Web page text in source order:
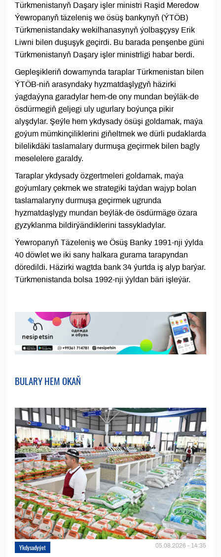
Türkmenistanyň Daşary işler ministri Raşid Meredow
Ýewropanyň täzeleniş we ösüş bankynyň (ÝTÖB)
Türkmenistandaky wekilhanasynyň ýolbaşçysy Erik
Liwni bilen duşuşyk geçirdi. Bu barada penşenbe güni
Türkmenistanyň Daşary işler ministrligi habar berdi.
Gepleşikleriň dowamynda taraplar Türkmenistan bilen
ÝTÖB-niň arasyndaky hyzmatdaşlygyň häzirki
ýagdaýyna garadylar hem-de ony mundan beýläk-de
ösdürmegiň geljegi uly ugurlary boýunça pikir
alyşdylar. Şeýle hem ykdysady ösüşi goldamak, maýa
goýum mümkinçiliklerini giňeltmek we dürli pudaklarda
bilelikdäki taslamalary durmuşa geçirmek bilen bagly
meselelere garaldy.
Taraplar ykdysady özgertmeleri goldamak, maýa
goýumlary çekmek we strategiki taýdan wajyp bolan
taslamalaryny durmuşa geçirmek ugrunda
hyzmatdaşlygy mundan beýläk-de ösdürmäge özara
gyzyklanma bildirýändiklerini tassykladylar.
Ýewropanyň Täzeleniş we Ösüş Banky 1991-nji ýylda
40 döwlet we iki sany halkara gurama tarapyndan
döredildi. Häzirki wagtda bank 34 ýurtda iş alyp barýar.
Türkmenistanda bolsa 1992-nji ýyldan bäri işleýär.
BULARY HEM OKAŇ
Ykdysadyýet 05.08.2026 - 14:35